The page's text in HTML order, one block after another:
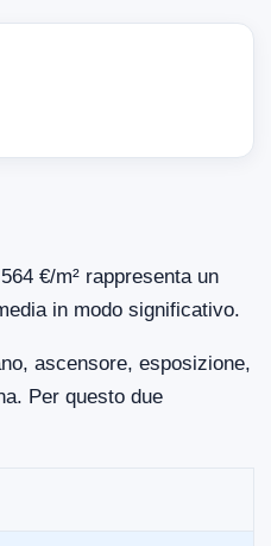
€/m² rappresenta un
in modo significativo.
ascensore, esposizione,
Per questo due